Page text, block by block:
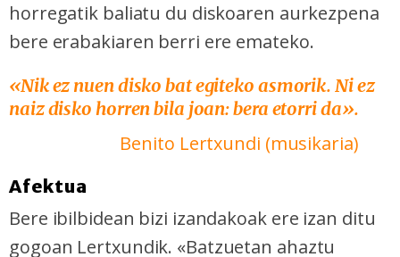
horregatik baliatu du diskoaren aurkezpena
bere erabakiaren berri ere emateko.
«Nik ez nuen disko bat egiteko asmorik. Ni ez
naiz disko horren bila joan: bera etorri da».
Benito Lertxundi (musikaria)
Afektua
Bere ibilbidean bizi izandakoak ere izan ditu
gogoan Lertxundik. «Batzuetan ahaztu